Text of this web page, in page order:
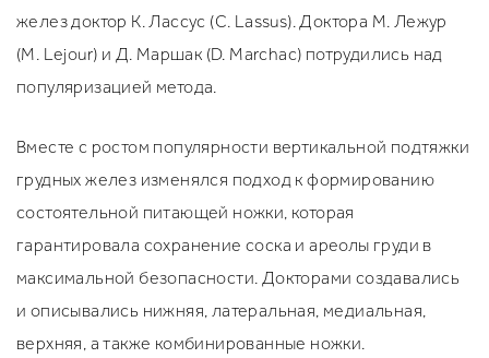
желез доктор К. Лассус (C. Lassus). Доктора М. Лежур
(M. Lejour) и Д. Маршак (D. Marchac) потрудились над
популяризацией метода.
Вместе с ростом популярности вертикальной подтяжки
грудных желез изменялся подход к формированию
состоятельной питающей ножки, которая
гарантировала сохранение соска и ареолы груди в
максимальной безопасности. Докторами создавались
и описывались нижняя, латеральная, медиальная,
верхняя, а также комбинированные ножки.